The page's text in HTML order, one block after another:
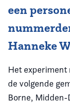
een
Hanneke
Het experiment
de volgende
Borne, Midden-